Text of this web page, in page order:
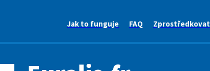
Jak to funguje FAQ